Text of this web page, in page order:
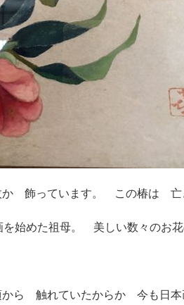
飾っています。 この椿は 亡
始めた祖母。 美しい数々のお花
ら 触れていたからか 今も日